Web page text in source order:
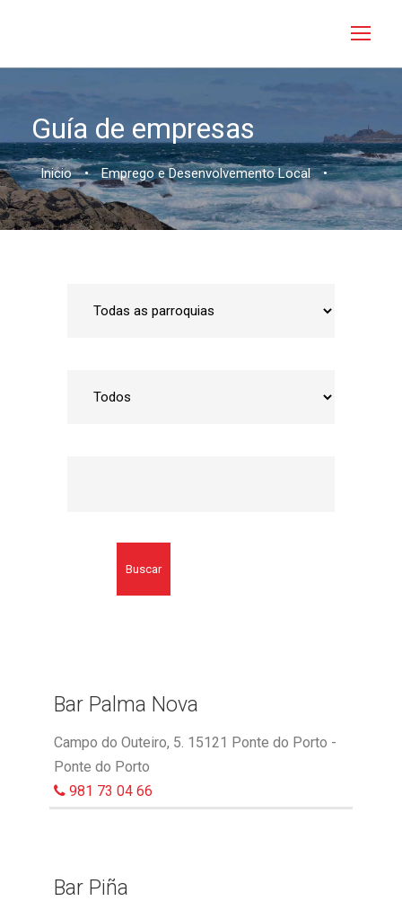
Guía de empresas
Inicio • Emprego e Desenvolvemento Local •
Buscar
Bar Palma Nova
Campo do Outeiro, 5. 15121 Ponte do Porto -
Ponte do Porto
981 73 04 66
Bar Piña